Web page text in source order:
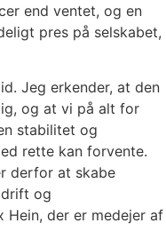
end ventet, og en
pres på selskabet,
Jeg erkender, at den
og at vi på alt for
stabilitet og
rette kan forvente.
derfor at skabe
og
Hein, der er medejer af